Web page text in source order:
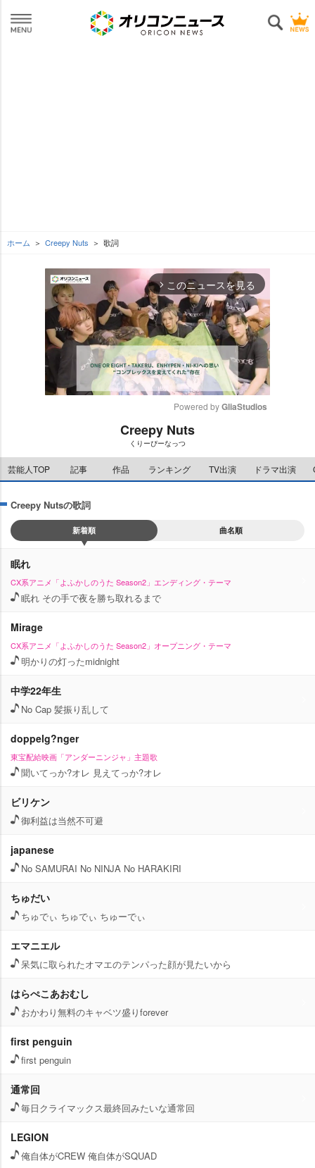
ホーム Creepy Nuts 歌詞
arrow_forward_ios このニュースを見る
e
Powered by GliaStudios
Creepy Nuts
くりーぴーなっつ
芸能人TOP 記事 作品 ランキング TV出演 ドラマ出演
Creepy Nutsの歌詞
新着順 曲名順
眠れ
CX系アニメ「よふかしのうた Season2」エンディング・テーマ
眠れ その手で夜を勝ち取れるまで
Mirage
CX系アニメ「よふかしのうた Season2」オープニング・テーマ
明かりの灯ったmidnight
中学22年生
No Cap 髪振り乱して
doppelg?nger
東宝配給映画「アンダーニンジャ」主題歌
聞いてっか?オレ 見えてっか?オレ
ビリケン
御利益は当然不可避
japanese
No SAMURAI No NINJA No HARAKIRI
ちゅだい
ちゅでぃ ちゅでぃ ちゅーでぃ
エマニエル
呆気に取られたオマエのテンパった顔が見たいから
はらぺこあおむし
おかわり無料のキャベツ盛りforever
first penguin
first penguin
通常回
毎日クライマックス最終回みたいな通常回
LEGION
俺自体がCREW 俺自体がSQUAD